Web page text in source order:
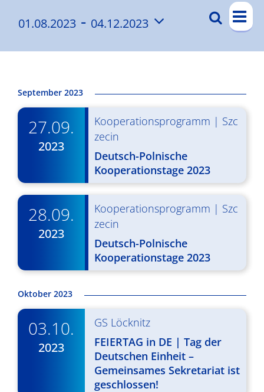
V
e
a
n
s
a
l
t
n
e
S
u
Suche
V
e
r
s
t
t
u
n
n
s
i
t
01.08.2023 - 04.12.2023
wählen.
September 2023
27.09.
2023
Kooperationsprogramm | Szc
zecin
Deutsch-Polnische
Kooperationstage 2023
28.09.
2023
Kooperationsprogramm | Szc
zecin
Deutsch-Polnische
Kooperationstage 2023
Oktober 2023
03.10.
2023
GS Löcknitz
FEIERTAG in DE | Tag der
Deutschen Einheit –
Gemeinsames Sekretariat ist
geschlossen!